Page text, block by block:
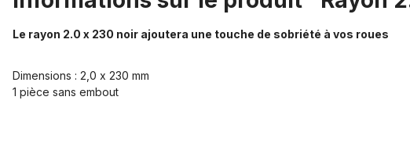
Le rayon 2.0 x 230 noir ajoutera une touche de sobriété à vos roues
Dimensions : 2,0 x 230 mm
1 pièce sans embout